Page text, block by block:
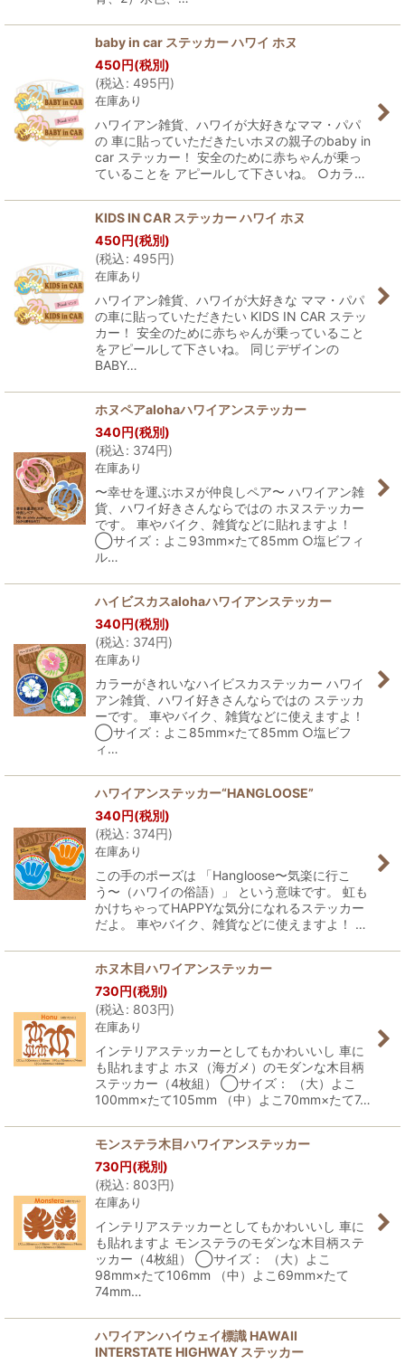
baby in car ステッカー ハワイ ホヌ
450円(税別)
(税込: 495円)
在庫あり
ハワイアン雑貨、ハワイが大好きなママ・パパ
の 車に貼っていただきたいホヌの親子のbaby in
car ステッカー！ 安全のために赤ちゃんが乗っ
ていることを アピールして下さいね。 ○カラ…
KIDS IN CAR ステッカー ハワイ ホヌ
450円(税別)
(税込: 495円)
在庫あり
ハワイアン雑貨、ハワイが大好きな ママ・パパ
の車に貼っていただきたい KIDS IN CAR ステッ
カー！ 安全のために赤ちゃんが乗っていること
をアピールして下さいね。 同じデザインの
BABY…
ホヌペアalohaハワイアンステッカー
340円(税別)
(税込: 374円)
在庫あり
〜幸せを運ぶホヌが仲良しペア〜 ハワイアン雑
貨、ハワイ好きさんならではの ホヌステッカー
です。 車やバイク、雑貨などに貼れますよ！
◯サイズ：よこ93mm×たて85mm ○塩ビフィ
ル…
ハイビスカスalohaハワイアンステッカー
340円(税別)
(税込: 374円)
在庫あり
カラーがきれいなハイビスカステッカー ハワイ
アン雑貨、ハワイ好きさんならではの ステッカ
ーです。 車やバイク、雑貨などに使えますよ！
◯サイズ：よこ85mm×たて85mm ○塩ビフ
ィ…
ハワイアンステッカー“HANGLOOSE”
340円(税別)
(税込: 374円)
在庫あり
この手のポーズは 「Hangloose〜気楽に行こ
う〜（ハワイの俗語）」 という意味です。 虹も
かけちゃってHAPPYな気分になれるステッカー
だよ。 車やバイク、雑貨などに使えますよ！ …
ホヌ木目ハワイアンステッカー
730円(税別)
(税込: 803円)
在庫あり
インテリアステッカーとしてもかわいいし 車に
も貼れますよ ホヌ（海ガメ）のモダンな木目柄
ステッカー（4枚組） ◯サイズ： （大）よこ
100mm×たて105mm （中）よこ70mm×たて7…
モンステラ木目ハワイアンステッカー
730円(税別)
(税込: 803円)
在庫あり
インテリアステッカーとしてもかわいいし 車に
も貼れますよ モンステラのモダンな木目柄ステ
ッカー（4枚組） ◯サイズ： （大）よこ
98mm×たて106mm （中）よこ69mm×たて
74mm…
ハワイアンハイウェイ標識 HAWAII
INTERSTATE HIGHWAY ステッカー